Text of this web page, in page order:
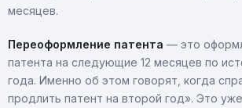
месяцев.
Переоформление патента — это
патента на следующие 12 месяцев по
года. Именно об этом говорят, когда
продлить патент на второй год». Это